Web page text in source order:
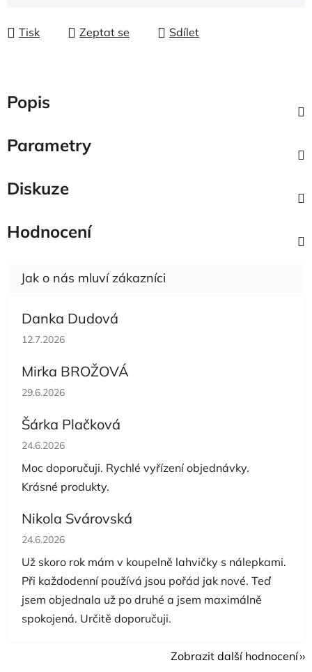
Tisk Zeptat se Sdílet
Popis
Parametry
Diskuze
Hodnocení
Danka Dudová
Hodnocení obchodu je 5 z 5 hvězdiček.
12.7.2026
Mirka BROŽOVÁ
Hodnocení obchodu je 5 z 5 hvězdiček.
29.6.2026
Šárka Plačková
Hodnocení obchodu je 5 z 5 hvězdiček.
24.6.2026
Moc doporučuji. Rychlé vyřízení objednávky.
Krásné produkty.
Nikola Svárovská
Hodnocení obchodu je 5 z 5 hvězdiček.
24.6.2026
Už skoro rok mám v koupelně lahvičky s nálepkami.
Při každodenní používá jsou pořád jak nové. Teď
jsem objednala už po druhé a jsem maximálně
spokojená. Určitě doporučuji.
Zobrazit další hodnocení